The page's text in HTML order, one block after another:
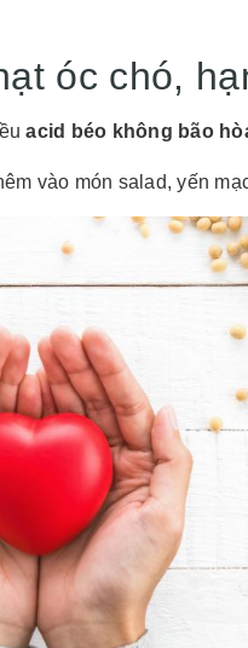
óc chó,
acid béo không bão
vào món salad, yến